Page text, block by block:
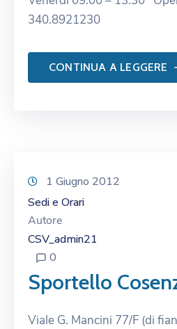
340.8921230
CONTINUA A LEGGERE
1 Giugno 2012
Sedi e Orari
Autore
CSV_admin21
0
Sportello
Viale G. Mancini 77/F (di